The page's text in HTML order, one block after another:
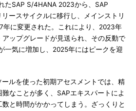
たSAP S/4HANA 2023から、SAP
ースサイクルに移行し、メインストリ
年に変更された。これにより、2023年
ップグレードが見送られ、その反動で
一気に増加し、2025年にはピークを迎
ルを使った初期アセスメントでは、精
なことが多く、SAPエキスパートによ
と時間がかかってしまう。ざっくりと